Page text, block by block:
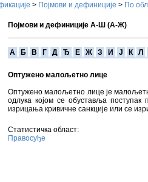
> Појмови и дефиниције > По
Појмови и дефиниције А-Ш (А-Ж)
A Б В Г Д Ђ Е Ж З И Ј К Л
Оптужено малољетно лице
Оптужено малољетно лице је
одлука којом се обуставља поступак
изрицања кривичне санкције или се
Статистичка област:
Правосуђе